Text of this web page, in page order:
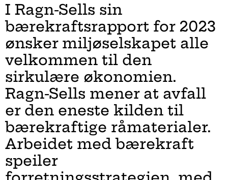
I Ragn-Sells sin
bærekraftsrapport for 2023
ønsker miljøselskapet alle
velkommen til den
sirkulære økonomien.
Ragn-Sells mener at avfall
er den eneste kilden til
bærekraftige råmaterialer.
Arbeidet med bærekraft
speiler